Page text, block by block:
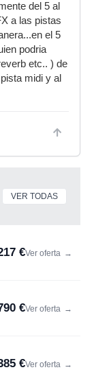
del 5 al
a las pistas
el 5
podria
etc.. ) de
midi y al
VER TODAS
€Ver oferta →
€Ver oferta →
€Ver oferta →